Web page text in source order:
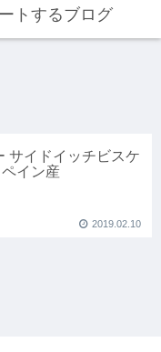
トするブログ
サイドイッチビスケ
イン産
2019.02.10